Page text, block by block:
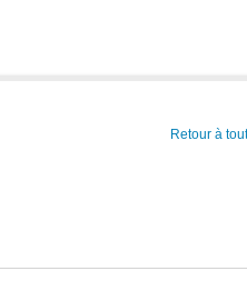
Retour à